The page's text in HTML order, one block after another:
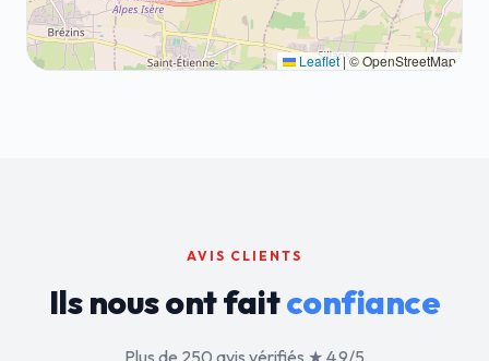
Leaflet|© OpenStreetMap
AVIS CLIENTS
Ils nous ont faitconfiance
Plus de 250 avis vérifiés ★ 4.9/5